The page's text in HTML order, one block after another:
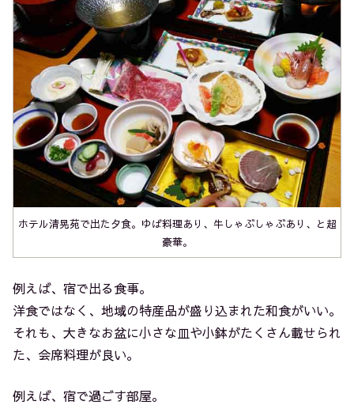
ホテル清晃苑で出た夕食。ゆば料理あり、牛しゃぶしゃぶあり、と超
豪華。
例えば、宿で出る食事。
洋食ではなく、地域の特産品が盛り込まれた和食がいい。
それも、大きなお盆に小さな皿や小鉢がたくさん載せられ
た、会席料理が良い。
例えば、宿で過ごす部屋。